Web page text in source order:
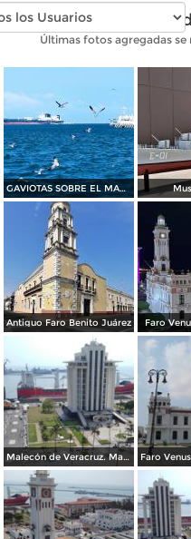
Fotos modernas
Últimas fotos agregadas se
GAVIOTAS SOBRE EL MAR AZUL DE VERACRUZ
Antiguo Faro Benito Juárez Faro
Malecón de Veracruz. Mayo/2018